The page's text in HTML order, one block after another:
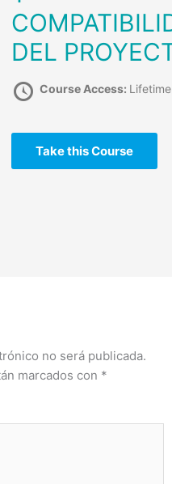
DEL
Course Access: Lifetime
Take this Course
no será publicada.
marcados con *